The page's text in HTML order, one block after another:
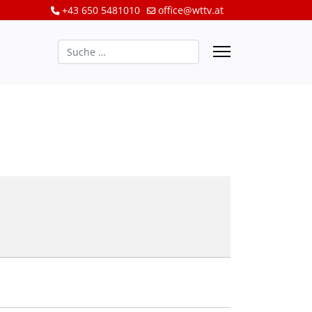
+43 650 5481010 office@wttv.at
Suchen